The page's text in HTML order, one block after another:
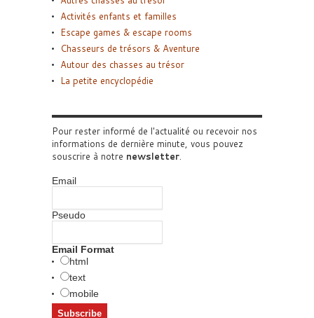
Activités enfants et familles
Escape games & escape rooms
Chasseurs de trésors & Aventure
Autour des chasses au trésor
La petite encyclopédie
Pour rester informé de l'actualité ou recevoir nos
informations de dernière minute, vous pouvez
souscrire à notre newsletter.
Email
Pseudo
Email Format
html
text
mobile